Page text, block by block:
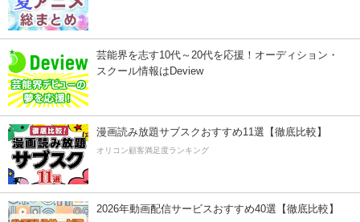
芸能界を志す10代～20代を応援！オーディション・
スクール情報はDeview
漫画読み放題サブスクおすすめ11選【徹底比較】
オリコン顧客満足度ランキング
2026年動画配信サービスおすすめ40選【徹底比較】